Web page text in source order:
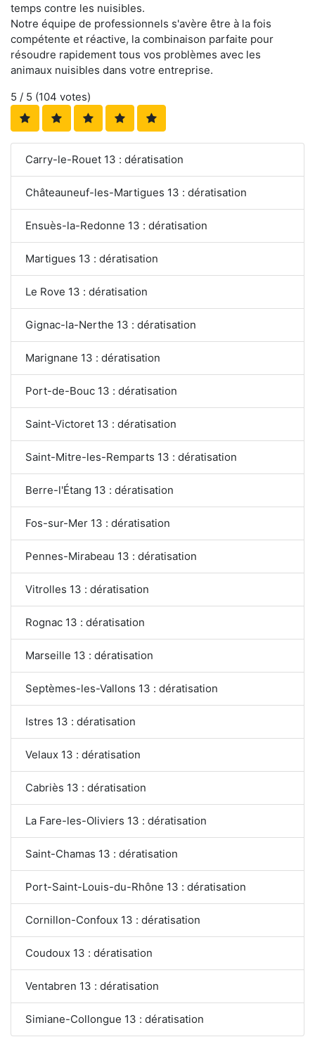
temps contre les nuisibles.
Notre équipe de professionnels s'avère être à la fois
compétente et réactive, la combinaison parfaite pour
résoudre rapidement tous vos problèmes avec les
animaux nuisibles dans votre entreprise.
5 / 5 (104 votes)
Carry-le-Rouet 13 : dératisation
Châteauneuf-les-Martigues 13 : dératisation
Ensuès-la-Redonne 13 : dératisation
Martigues 13 : dératisation
Le Rove 13 : dératisation
Gignac-la-Nerthe 13 : dératisation
Marignane 13 : dératisation
Port-de-Bouc 13 : dératisation
Saint-Victoret 13 : dératisation
Saint-Mitre-les-Remparts 13 : dératisation
Berre-l'Étang 13 : dératisation
Fos-sur-Mer 13 : dératisation
Pennes-Mirabeau 13 : dératisation
Vitrolles 13 : dératisation
Rognac 13 : dératisation
Marseille 13 : dératisation
Septèmes-les-Vallons 13 : dératisation
Istres 13 : dératisation
Velaux 13 : dératisation
Cabriès 13 : dératisation
La Fare-les-Oliviers 13 : dératisation
Saint-Chamas 13 : dératisation
Port-Saint-Louis-du-Rhône 13 : dératisation
Cornillon-Confoux 13 : dératisation
Coudoux 13 : dératisation
Ventabren 13 : dératisation
Simiane-Collongue 13 : dératisation